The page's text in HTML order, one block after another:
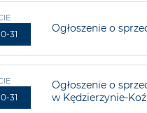
31 Ogłoszenie o
31
Ogłoszenie o
w Kędzierzynie-